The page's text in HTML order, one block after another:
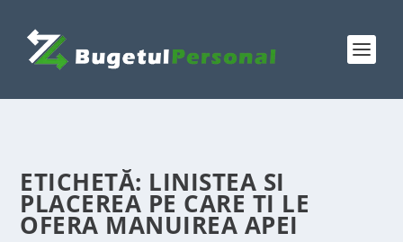
ETICHETĂ: LINISTEA SI
PLACEREA PE CARE TI LE
OFERA MANUIREA APEI